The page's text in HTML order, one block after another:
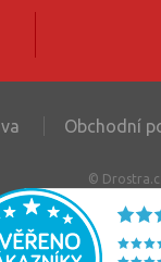
Obchodní
©